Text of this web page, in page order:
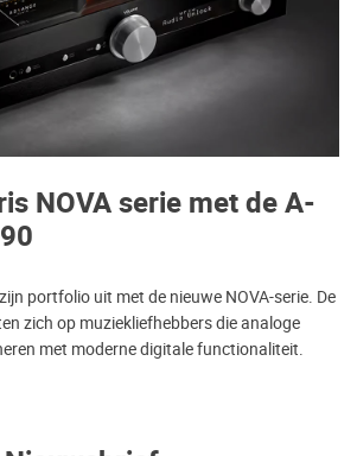
NOVA serie met de A-
portfolio uit met de nieuwe NOVA-serie. De
zich op muziekliefhebbers die analoge
met moderne digitale functionaliteit.